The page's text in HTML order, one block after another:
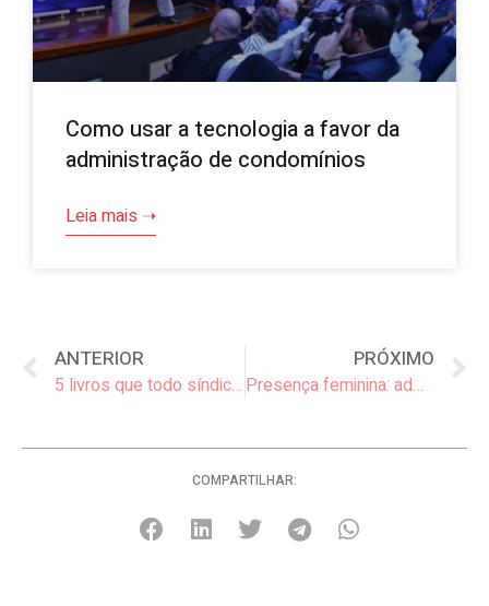
Como usar a tecnologia a favor da
administração de condomínios
Leia mais ➝
ANTERIOR
5 livros que todo síndico deveria ler
PRÓXIMO
Presença feminina: administração das síndicas
COMPARTILHAR: